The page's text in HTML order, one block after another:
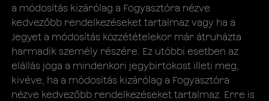
a módosítás kizárólag a Fogyasztóra nézve
kedvezőbb rendelkezéseket tartalmaz vagy ha a
Jegyet a módosítás közzétételekor már átruházta
harmadik személy részére. Ez utóbbi esetben az
elállás joga a mindenkori jegybirtokost illeti meg,
kivéve, ha a módosítás kizárólag a Fogyasztóra
nézve kedvezőbb rendelkezéseket tartalmaz. Erre is